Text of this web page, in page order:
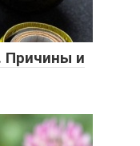
Причины и